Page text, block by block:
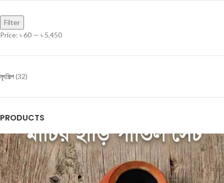
Filter
Price: ৳ 60 — ৳ 5,450
মৃৎশিল্প(32)
PRODUCTS